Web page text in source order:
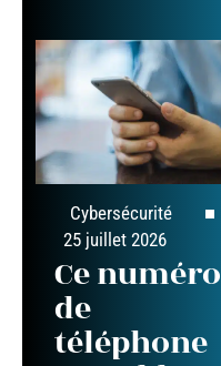
Cybersécurité
25 juillet 2026
Ce numéro
de
téléphone